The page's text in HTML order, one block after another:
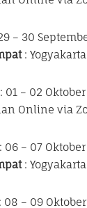
– 30
: Yogyakarta
01 – 02
Online via
: 06 – 07
: Yogyakarta
: 08 – 09